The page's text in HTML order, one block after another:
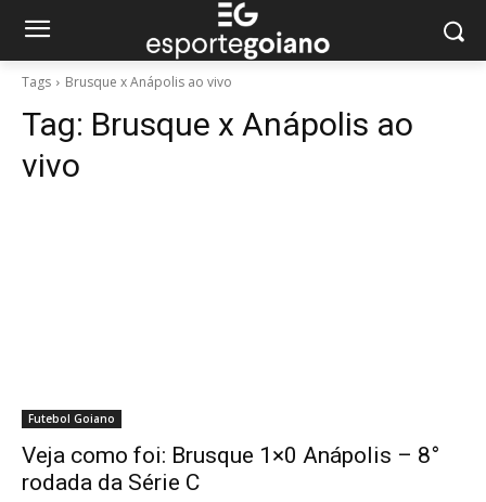
Tags Brusque x Anápolis ao vivo
Tag: Brusque x Anápolis ao
vivo
Futebol Goiano
Veja como foi: Brusque 1×0 Anápolis – 8°
rodada da Série C